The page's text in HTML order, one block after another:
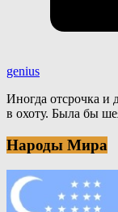
genius
Иногда отсрочка и
в охоту. Была бы
Народы Мира